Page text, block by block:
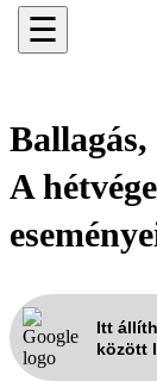
☰
A
Itt
között